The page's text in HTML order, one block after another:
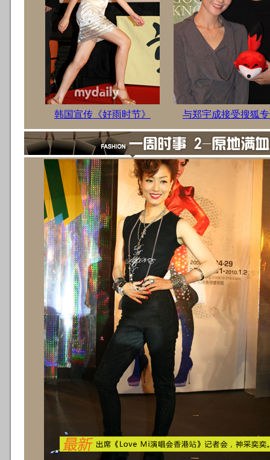
韩国宣传《好雨时节》 与郑宇成接受搜狐